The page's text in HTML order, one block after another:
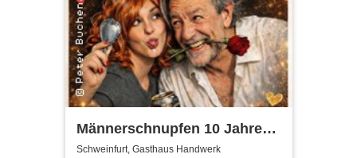
Männerschnupfen 10 Jahre
Jubiläumsshow
Schweinfurt, Gasthaus Handwerk